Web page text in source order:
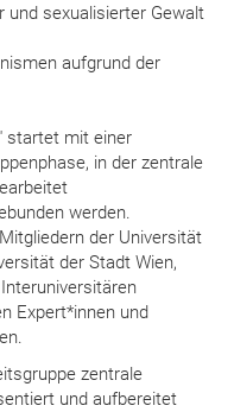
und sexualisierter Gewalt
aufgrund der
startet mit einer
in der zentrale
werden.
der Universität
der Stadt Wien,
Expert*innen und
zentrale
und aufbereitet